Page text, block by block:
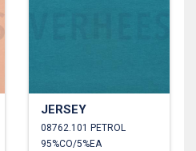
JERSEY
08762.101 PETROL
95%CO/5%EA